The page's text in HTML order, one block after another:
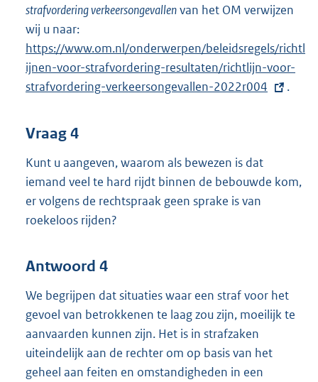
strafvordering verkeersongevallenvan het OM verwijzen
wij u naar:
x
t
e
l
i
n
k
https://www.om.nl/onderwerpen/beleidsregels/richtl
ijnen-voor-strafvordering-resultaten/richtlijn-voor-
strafvordering-verkeersongevallen-2022r004
.
Vraag 4
Kunt u aangeven, waarom als bewezen is dat
iemand veel te hard rijdt binnen de bebouwde kom,
er volgens de rechtspraak geen sprake is van
roekeloos rijden?
Antwoord 4
We begrijpen dat situaties waar een straf voor het
gevoel van betrokkenen te laag zou zijn, moeilijk te
aanvaarden kunnen zijn. Het is in strafzaken
uiteindelijk aan de rechter om op basis van het
geheel aan feiten en omstandigheden in een